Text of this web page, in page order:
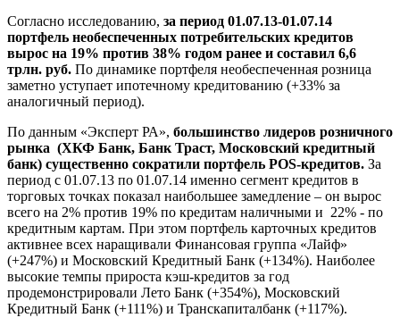
Согласно исследованию, за период 01.07.13-01.07.14
портфель необеспеченных потребительских кредитов
вырос на 19% против 38% годом ранее и составил 6,6
трлн. руб. По динамике портфеля необеспеченная розница
заметно уступает ипотечному кредитованию (+33% за
аналогичный период).
По данным «Эксперт РА», большинство лидеров розничного
рынка (ХКФ Банк, Банк Траст, Московский кредитный
банк) существенно сократили портфель POS-кредитов. За
период с 01.07.13 по 01.07.14 именно сегмент кредитов в
торговых точках показал наибольшее замедление – он вырос
всего на 2% против 19% по кредитам наличными и 22% - по
кредитным картам. При этом портфель карточных кредитов
активнее всех наращивали Финансовая группа «Лайф»
(+247%) и Московский Кредитный Банк (+134%). Наиболее
высокие темпы прироста кэш-кредитов за год
продемонстрировали Лето Банк (+354%), Московский
Кредитный Банк (+111%) и Транскапиталбанк (+117%).